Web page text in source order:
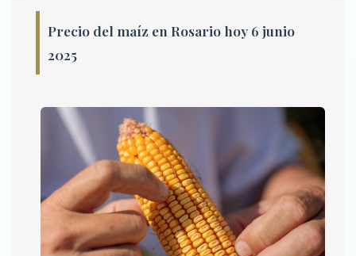
Precio del maíz en Rosario hoy 6 junio
2025